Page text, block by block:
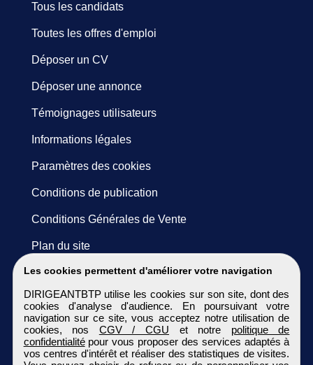
Les cookies permettent d'améliorer votre navigation
DIRIGEANTBTP utilise les cookies sur son site, dont des
cookies d'analyse d'audience. En poursuivant votre
navigation sur ce site, vous acceptez notre utilisation de
cookies, nos CGV / CGU et notre politique de
confidentialitépour vous proposer des services adaptés à
vos centres d'intérêt et réaliser des statistiques de visites.
Tous les candidats
Toutes les offres d'emploi
Déposer un CV
Déposer une annonce
Témoignages utilisateurs
Informations légales
Paramètres des cookies
Conditions de publication
Conditions Générales de Vente
Plan du site